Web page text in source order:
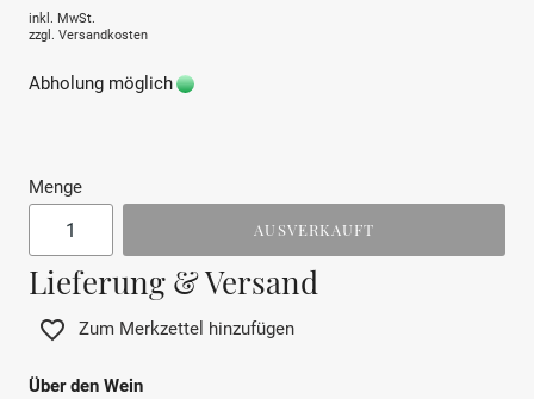
inkl. MwSt.
zzgl. Versandkosten
Abholung möglich
Menge
AUSVERKAUFT
Lieferung & Versand
Zum Merkzettel hinzufügen
Über den Wein